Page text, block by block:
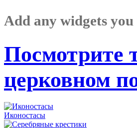
Add any widgets
Посмотрите
церковном
Иконостасы